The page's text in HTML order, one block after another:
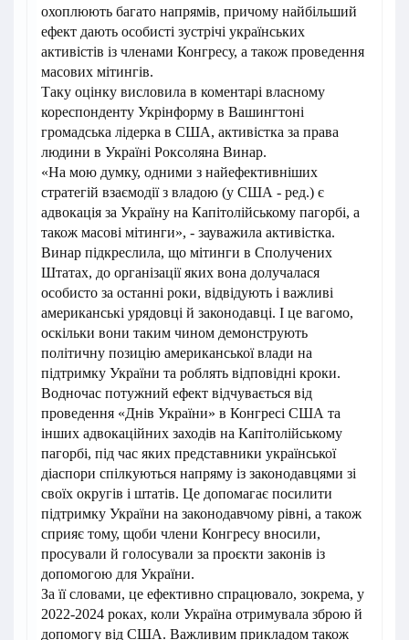
охоплюють багато напрямів, причому найбільший
ефект дають особисті зустрічі українських
активістів із членами Конгресу, а також проведення
масових мітингів.
Таку оцінку висловила в коментарі власному
кореспонденту Укрінформу в Вашингтоні
громадська лідерка в США, активістка за права
людини в Україні Роксоляна Винар.
«На мою думку, одними з найефективніших
стратегій взаємодії з владою (у США - ред.) є
адвокація за Україну на Капітолійському пагорбі, а
також масові мітинги», - зауважила активістка.
Винар підкреслила, що мітинги в Сполучених
Штатах, до організації яких вона долучалася
особисто за останні роки, відвідують і важливі
американські урядовці й законодавці. І це вагомо,
оскільки вони таким чином демонструють
політичну позицію американської влади на
підтримку України та роблять відповідні кроки.
Водночас потужний ефект відчувається від
проведення «Днів України» в Конгресі США та
інших адвокаційних заходів на Капітолійському
пагорбі, під час яких представники української
діаспори спілкуються напряму із законодавцями зі
своїх округів і штатів. Це допомагає посилити
підтримку України на законодавчому рівні, а також
сприяє тому, щоби члени Конгресу вносили,
просували й голосували за проєкти законів із
допомогою для України.
За її словами, це ефективно спрацювало, зокрема, у
2022-2024 роках, коли Україна отримувала зброю й
допомогу від США. Важливим прикладом також